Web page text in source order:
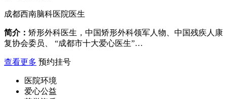
成都西南脑科医院医生
简介： 矫形外科医生，中国矫形外科领军人物、中国残疾人康
复协会委员、 “成都市十大爱心医生”…
查看更多 预约挂号
医院环境
爱心公益